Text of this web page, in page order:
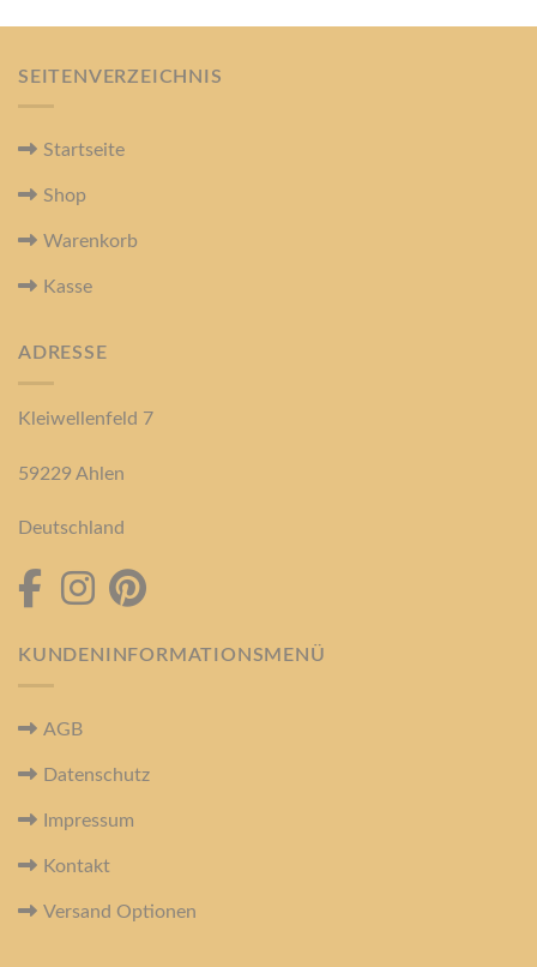
SEITENVERZEICHNIS
Startseite
Shop
Warenkorb
Kasse
ADRESSE
Kleiwellenfeld 7
59229 Ahlen
Deutschland
KUNDENINFORMATIONSMENÜ
AGB
Datenschutz
Impressum
Kontakt
Versand Optionen